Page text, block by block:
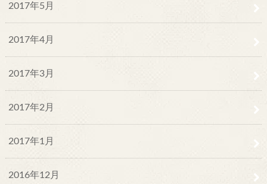
2017年5月
2017年4月
2017年3月
2017年2月
2017年1月
2016年12月